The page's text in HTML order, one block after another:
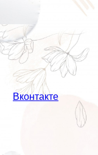
Вконтакте